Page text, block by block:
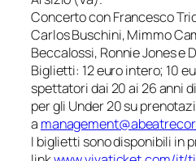
Concerto con Francesco
Carlos Buschini, Mimmo
Beccalossi, Ronnie Jones e
Biglietti: 12 euro intero; 10
spettatori dai 20 ai 26 anni
per gli Under 20 su
a
I biglietti sono disponibili in